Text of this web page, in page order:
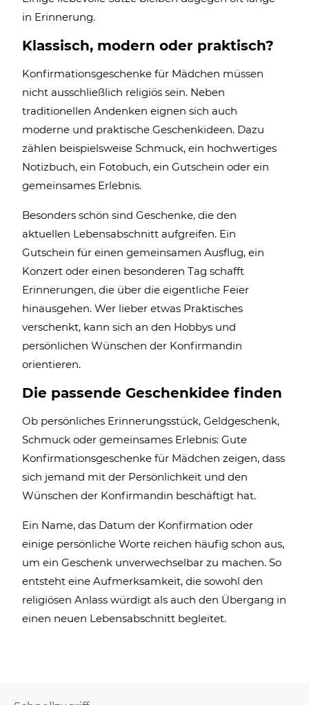
in Erinnerung.
Klassisch, modern oder praktisch?
Konfirmationsgeschenke für Mädchen müssen
nicht ausschließlich religiös sein. Neben
traditionellen Andenken eignen sich auch
moderne und praktische Geschenkideen. Dazu
zählen beispielsweise Schmuck, ein hochwertiges
Notizbuch, ein Fotobuch, ein Gutschein oder ein
gemeinsames Erlebnis.
Besonders schön sind Geschenke, die den
aktuellen Lebensabschnitt aufgreifen. Ein
Gutschein für einen gemeinsamen Ausflug, ein
Konzert oder einen besonderen Tag schafft
Erinnerungen, die über die eigentliche Feier
hinausgehen. Wer lieber etwas Praktisches
verschenkt, kann sich an den Hobbys und
persönlichen Wünschen der Konfirmandin
orientieren.
Die passende Geschenkidee finden
Ob persönliches Erinnerungsstück, Geldgeschenk,
Schmuck oder gemeinsames Erlebnis: Gute
Konfirmationsgeschenke für Mädchen zeigen, dass
sich jemand mit der Persönlichkeit und den
Wünschen der Konfirmandin beschäftigt hat.
Ein Name, das Datum der Konfirmation oder
einige persönliche Worte reichen häufig schon aus,
um ein Geschenk unverwechselbar zu machen. So
entsteht eine Aufmerksamkeit, die sowohl den
religiösen Anlass würdigt als auch den Übergang in
einen neuen Lebensabschnitt begleitet.